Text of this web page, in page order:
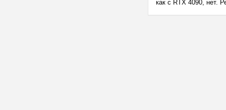
как с RTX 4090, нет.